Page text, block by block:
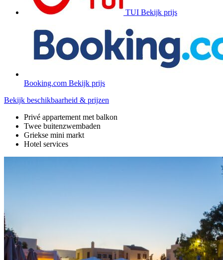
TUI Bekijk prijs
Booking.com Bekijk prijs
Bekijk beschikbaarheid & prijzen
Privé appartement met balkon
Twee buitenzwembaden
Griekse mini markt
Hotel services